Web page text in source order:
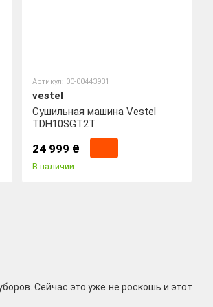
Сейчас это уже не роскошь и этот
Артикул: 00-00443931
vestel
Сушильная машина Vestel
TDH10SGT2T
24 999 ₴
В наличии